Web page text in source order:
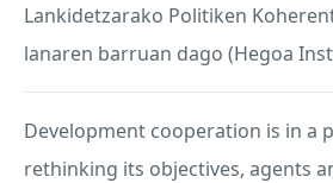
Lankidetzarako Politiken
lanaren barruan dago (Hegoa
Development cooperation is in a
rethinking its objectives, agents